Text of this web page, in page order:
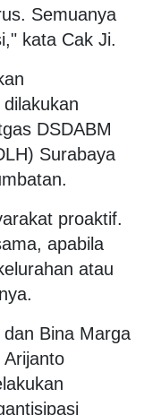
Semuanya
kata Cak Ji.
DSDABM
Surabaya
proaktif.
apabila
atau
Bina Marga